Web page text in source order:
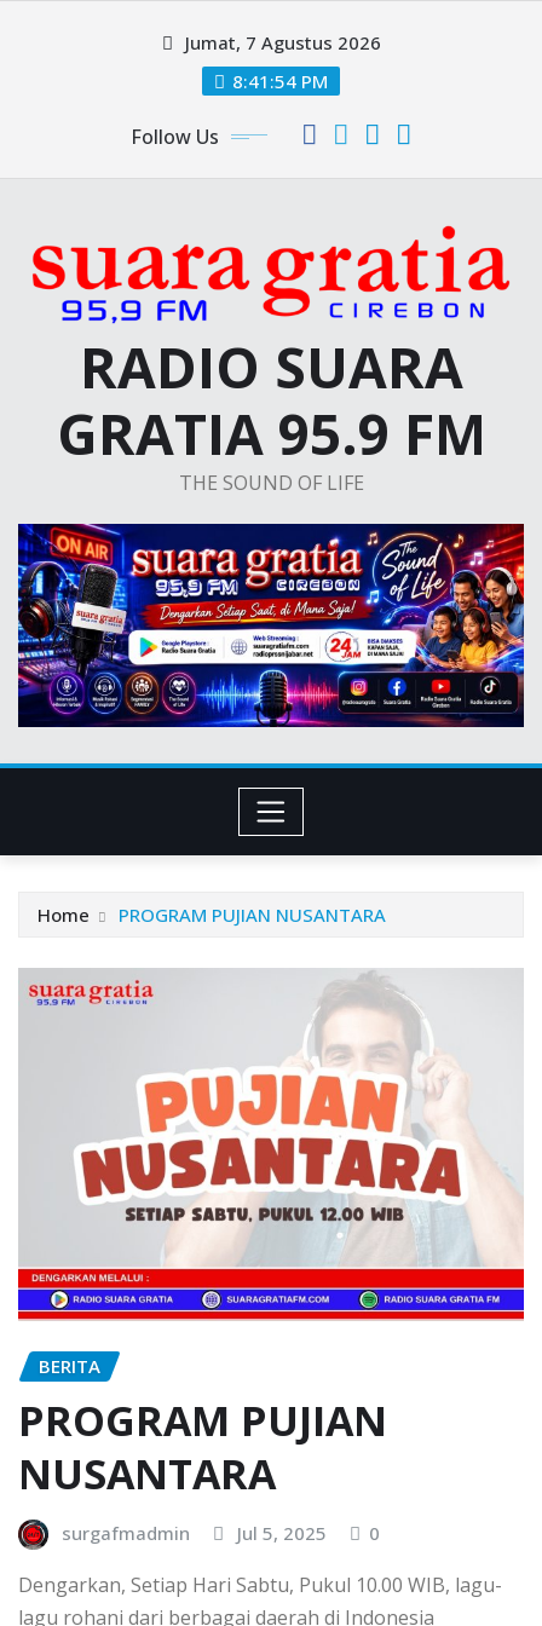
Jumat, 7 Agustus 2026
8:41:55 PM
Follow Us
RADIO SUARA
GRATIA 95.9 FM
THE SOUND OF LIFE
Home PROGRAM PUJIAN NUSANTARA
BERITA
PROGRAM PUJIAN
NUSANTARA
surgafmadmin Jul 5, 2025 0
Dengarkan, Setiap Hari Sabtu, Pukul 10.00 WIB, lagu-
lagu rohani dari berbagai daerah di Indonesia